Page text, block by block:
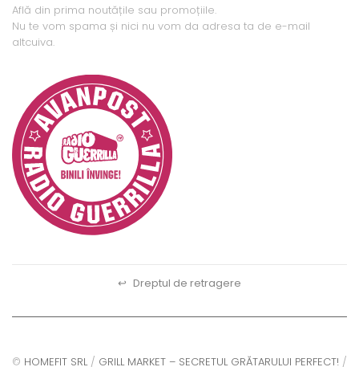
Află din prima noutățile sau promoțiile.
Nu te vom spama și nici nu vom da adresa ta de e-mail
altcuiva.
↩ Dreptul de retragere
© HOMEFIT SRL/ GRILL MARKET – SECRETUL GRĂTARULUI PERFECT! /